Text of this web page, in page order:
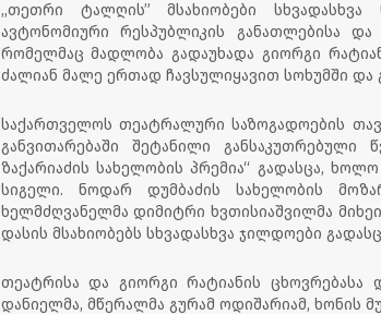
,,თეთრი ტალღის” მსახიობები სხვადასხვა
ავტონომიური რესპუბლიკის განათლებისა და
რომელმაც მადლობა გადაუხადა გიორგი
ძალიან მალე ერთად ჩავსულიყავით სოხუმში და
საქართველოს თეატრალური საზოგადოების
განვითარებაში შეტანილი
ზაქარიაძის სახელობის პრემია“ გადასცა,
სიგელი. ნოდარ დუმბაძის სახელობის
ხელმძღვანელმა დიმიტრი ხვთისიაშვილმა
დასის მსახიობებს სხვადასხვა ჯილდოები
თეატრისა და გიორგი რატიანის ცხოვრებასა
დანიელმა, მწერალმა გურამ ოდიშარიამ, ხონის